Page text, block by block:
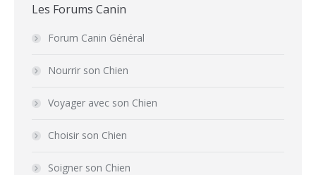
Les Forums Canin
Forum Canin Général
Nourrir son Chien
Voyager avec son Chien
Choisir son Chien
Soigner son Chien